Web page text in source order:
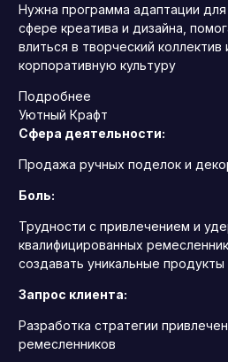
Нужна программа адаптации
сфере креатива и дизайна,
влиться в творческий
корпоративную культуру
Подробнее
Уютный Крафт
Сфера деятельности:
Продажа ручных поделок и
Боль:
Трудности с привлечением и
квалифицированных
создавать уникальные продукты
Запрос клиента:
Разработка стратегии
ремесленников